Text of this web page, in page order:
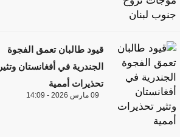
قيود طالبان تعمق الفجوة
الجندرية في أفغانستان وتثير
تحذيرات أممية
09 مارس 2026 - 14:09